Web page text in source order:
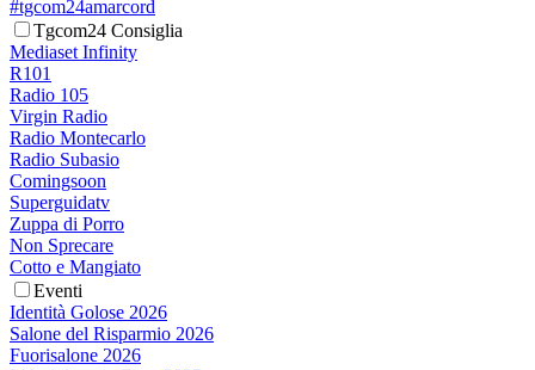
#tgcom24amarcord
Tgcom24 Consiglia
Mediaset Infinity
R101
Radio 105
Virgin Radio
Radio Montecarlo
Radio Subasio
Comingsoon
Superguidatv
Zuppa di Porro
Non Sprecare
Cotto e Mangiato
Eventi
Identità Golose 2026
Salone del Risparmio 2026
Fuorisalone 2026